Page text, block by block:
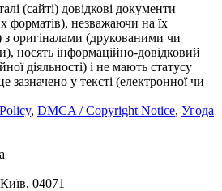
(сайті) довідкові документи
форматів), незважаючи на їх
з оригіналами (друкованими чи
носять інформаційно-довідковий
діяльності) і не мають статусу
зазначено у тексті (електронної чи
, DMCA / Copyright Notice, Угода
04071